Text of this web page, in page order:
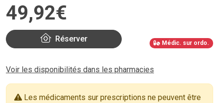
49,92€
Réserver Médic. sur ordo.
Voir les disponibilités dans les pharmacies
Les médicaments sur prescriptions ne peuvent être